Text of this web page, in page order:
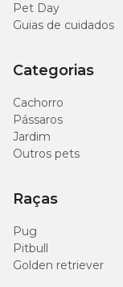
Quantidade
Peso
do
11kg -
13kg
16kg
17kg -
Pet Day
Guias de cuidados
Categorias
Cachorro
Pássaros
Jardim
Outros pets
Raças
Pug
Pitbull
Golden retriever